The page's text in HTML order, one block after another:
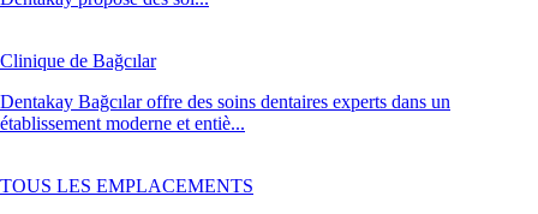
Clinique de Bağcılar
Dentakay Bağcılar offre des soins dentaires experts dans un
établissement moderne et entiè...
TOUS LES EMPLACEMENTS